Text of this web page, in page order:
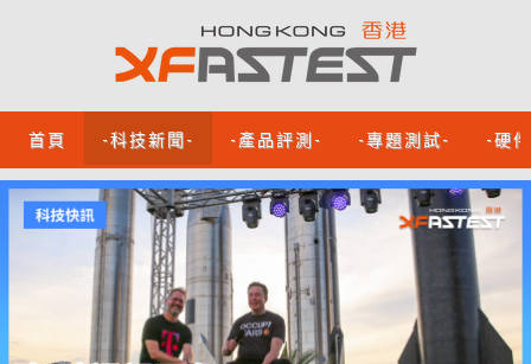
首頁 -科技新聞- -產品評測- -專題測試- -硬